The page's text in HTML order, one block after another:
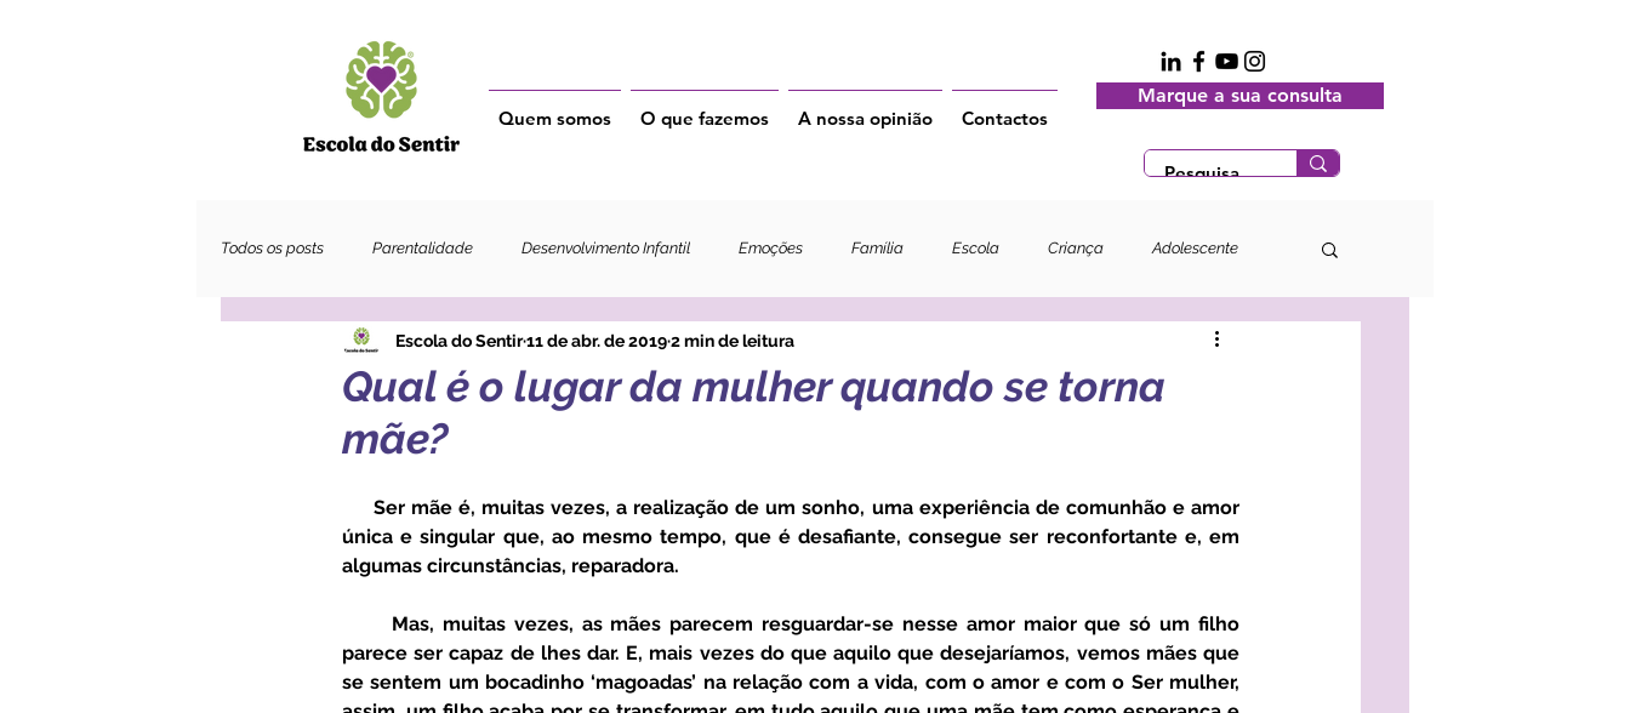
Quem somos O que fazemos A nossa opinião Contactos
Marque a sua consulta
Todos os posts Parentalidade Desenvolvimento Infantil Emoções Família Escola Criança Adolescente
Qual é o lugar da mulher quando se torna
mãe?
Escola do Sentir11 de abr. de 20192 min de leitura
única e singular que, ao mesmo tempo, que é desafiante, consegue ser reconfortante e, em
algumas circunstâncias, reparadora.
parece ser capaz de lhes dar. E, mais vezes do que aquilo que desejaríamos, vemos mães que
se sentem um bocadinho ‘magoadas’ na relação com a vida, com o amor e com o Ser mulher,